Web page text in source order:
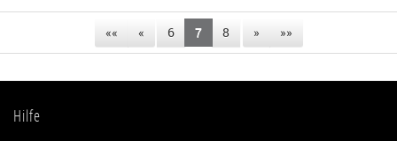
«« « 6 7 8 » »»
Hilfe